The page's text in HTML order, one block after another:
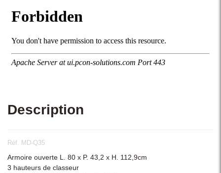
Description
Réf. MD-Q35
Armoire ouverte L. 80 x P. 43,2 x H. 112,9cm
3 hauteurs de classeur